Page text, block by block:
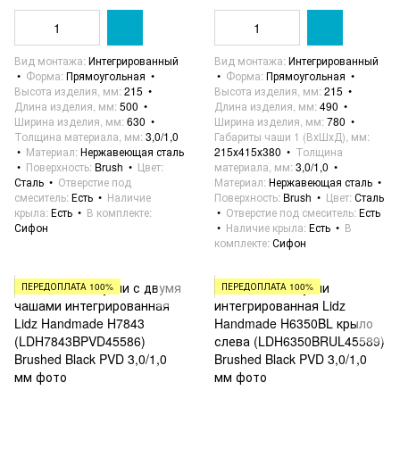
Вид монтажа Интегрированный
Форма Прямоугольная
Высота изделия, мм 215
Длина изделия, мм 500
Ширина изделия, мм 630
Толщина материала, мм 3,0/1,0
Материал Нержавеющая сталь
Поверхность Brush
Цвет
Сталь
Отверстие под
смеситель Есть
Наличие
крыла Есть
В комплекте
Сифон
Вид монтажа Интегрированный
Форма Прямоугольная
Высота изделия, мм 215
Длина изделия, мм 490
Ширина изделия, мм 780
Габариты чаши 1 (ВхШхД), мм
215х415х380
Толщина
материала, мм 3,0/1,0
Материал Нержавеющая сталь
Поверхность Brush Цвет Сталь
Отверстие под смеситель Есть
Наличие крыла Есть
В
комплекте Сифон
ПЕРЕДОПЛАТА 100% ПЕРЕДОПЛАТА 100%